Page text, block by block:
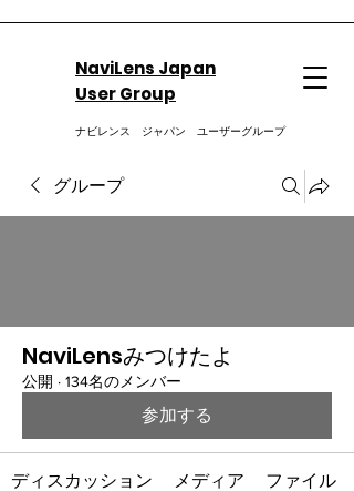
NaviLens Japan
User Group
ナビレンス ジャパン ユーザーグループ
グループ
NaviLensみつけたよ
公開 · 134名のメンバー
参加する
ディスカッション メディア ファイル